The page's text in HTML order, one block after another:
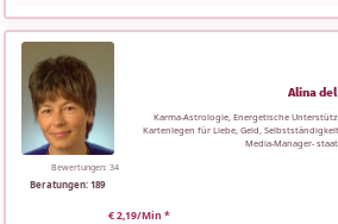
Beratungen: 189
Bewertungen: 34
Alina
Karma-Astrologie, Energetische
Kartenlegen für Liebe, Geld,
Media-Manager-
€ 2,19/Min *